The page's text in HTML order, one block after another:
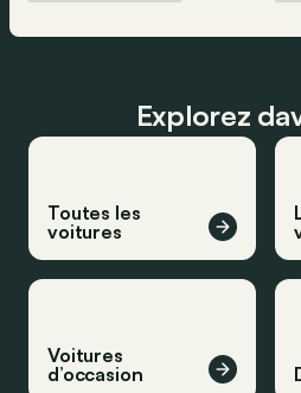
Explorez
Toutes les
voitures
Voitures
d’occasion